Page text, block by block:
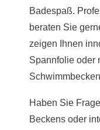
Badespaß.
beraten Sie
zeigen Ihnen
Spannfolie oder
Haben Sie
Beckens oder